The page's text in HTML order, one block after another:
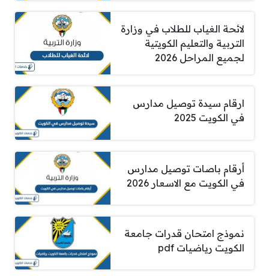
لائحة الغياب للطلاب في وزارة
التربية والتعليم الكويتية
لجميع المراحل 2026
ارقام سيدة توصيل مدارس
في الكويت 2025
أرقام باصات توصيل مدارس
في الكويت مع الاسعار 2026
نموذج امتحان قدرات جامعة
الكويت رياضيات pdf